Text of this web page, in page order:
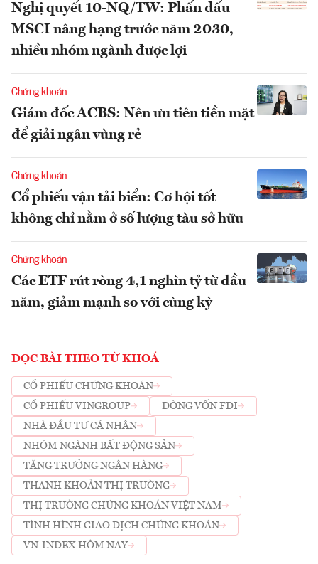
Nghị quyết 10-NQ/TW: Phấn đấu
MSCI nâng hạng trước năm 2030,
nhiều nhóm ngành được lợi
Chứng khoán
Giám đốc ACBS: Nên ưu tiên tiền mặt
để giải ngân vùng rẻ
Chứng khoán
Cổ phiếu vận tải biển: Cơ hội tốt
không chỉ nằm ở số lượng tàu sở hữu
Chứng khoán
Các ETF rút ròng 4,1 nghìn tỷ từ đầu
năm, giảm mạnh so với cùng kỳ
ĐỌC BÀI THEO TỪ KHOÁ
CỔ PHIẾU CHỨNG KHOÁN
CỔ PHIẾU VINGROUP
DÒNG VỐN FDI
NHÀ ĐẦU TƯ CÁ NHÂN
NHÓM NGÀNH BẤT ĐỘNG SẢN
TĂNG TRƯỞNG NGÂN HÀNG
THANH KHOẢN THỊ TRƯỜNG
THỊ TRƯỜNG CHỨNG KHOÁN VIỆT NAM
TÌNH HÌNH GIAO DỊCH CHỨNG KHOÁN
VN-INDEX HÔM NAY